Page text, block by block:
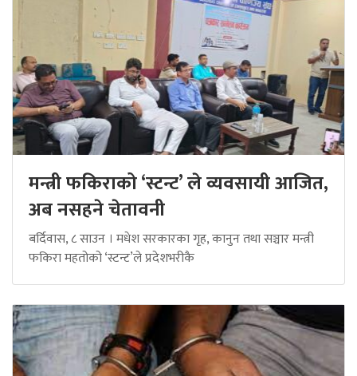
मन्त्री फकिराको ‘स्टन्ट’ ले व्यवसायी आजित,
अब नसहने चेतावनी
बर्दिवास, ८ साउन । मधेश सरकारका गृह, कानुन तथा सञ्चार मन्त्री
फकिरा महतोको ‘स्टन्ट’ले प्रदेशभरीकै